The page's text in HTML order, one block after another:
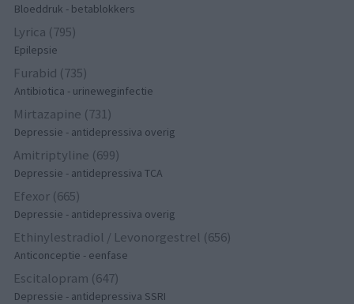
Bloeddruk - betablokkers
Lyrica (795)
Epilepsie
Furabid (735)
Antibiotica - urineweginfectie
Mirtazapine (731)
Depressie - antidepressiva overig
Amitriptyline (699)
Depressie - antidepressiva TCA
Efexor (665)
Depressie - antidepressiva overig
Ethinylestradiol / Levonorgestrel (656)
Anticonceptie - eenfase
Escitalopram (647)
Depressie - antidepressiva SSRI